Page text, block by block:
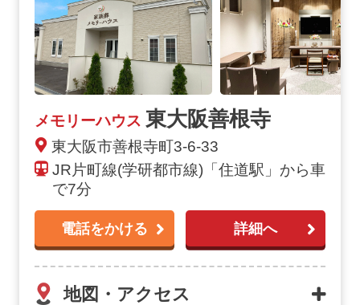
メモリーハウス 東大阪善根寺
東大阪市善根寺町3-6-33
JR片町線(学研都市線)「住道駅」から車
で7分
電話をかける 詳細へ
地図・アクセス